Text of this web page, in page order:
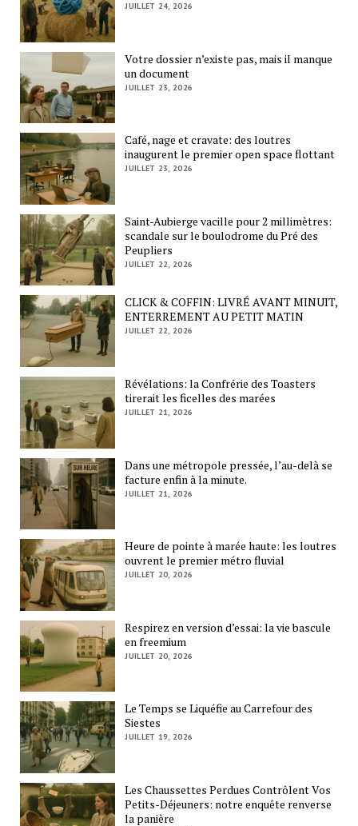
JUILLET 24, 2026
Votre dossier n’existe pas, mais il manque
un document
JUILLET 23, 2026
Café, nage et cravate: des loutres
inaugurent le premier open space flottant
JUILLET 23, 2026
Saint-Aubierge vacille pour 2 millimètres:
scandale sur le boulodrome du Pré des
Peupliers
JUILLET 22, 2026
CLICK & COFFIN: LIVRÉ AVANT MINUIT,
ENTERREMENT AU PETIT MATIN
JUILLET 22, 2026
Révélations: la Confrérie des Toasters
tirerait les ficelles des marées
JUILLET 21, 2026
Dans une métropole pressée, l’au-delà se
facture enfin à la minute.
JUILLET 21, 2026
Heure de pointe à marée haute: les loutres
ouvrent le premier métro fluvial
JUILLET 20, 2026
Respirez en version d’essai: la vie bascule
en freemium
JUILLET 20, 2026
Le Temps se Liquéfie au Carrefour des
Siestes
JUILLET 19, 2026
Les Chaussettes Perdues Contrôlent Vos
Petits-Déjeuners: notre enquête renverse
la panière